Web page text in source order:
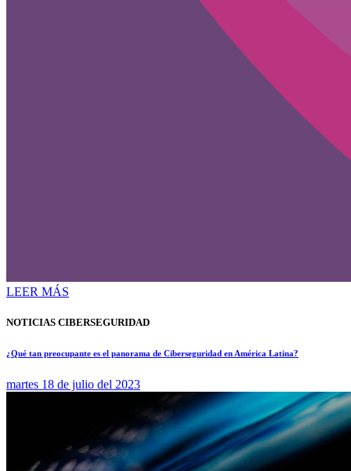
LEER MÁS
NOTICIAS CIBERSEGURIDAD
¿Qué tan preocupante es el panorama de Ciberseguridad en América Latina?
martes 18 de julio del 2023